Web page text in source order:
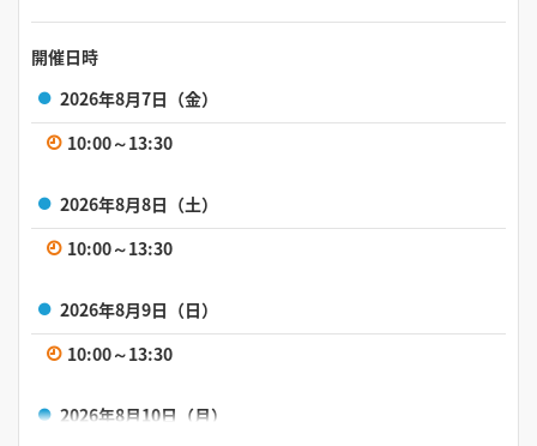
開催日時
2026年8月7日（金）
10:00～13:30
2026年8月8日（土）
10:00～13:30
2026年8月9日（日）
10:00～13:30
2026年8月10日（月）